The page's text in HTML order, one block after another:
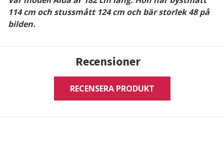
114 cm och stussmått 124 cm och bär storlek 48 på
bilden.
Recensioner
RECENSERA PRODUKT